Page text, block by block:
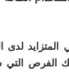
المتزايد لدى
الفرص